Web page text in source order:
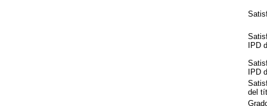
IPD
IPD
del